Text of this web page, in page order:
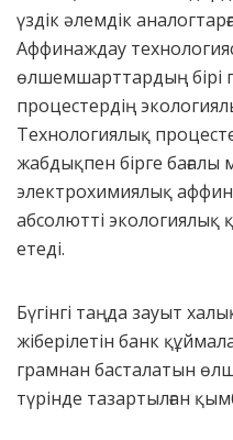
үздік әлемдік
Аффинаждау
өлшемшарттардың бірі
процестердің
Технологиялық
жабдықпен бірге
электрохимиялық
абсолютті экологиялық
етеді.
Бүгінгі таңда зауыт
жіберілетін банк
грамнан басталатын
түрінде тазартылған